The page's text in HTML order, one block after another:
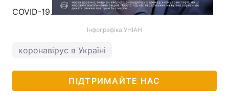
COVID-19.
Інфографіка УНІАН
коронавірус в Україні
ПІДТРИМАЙТЕ НАС